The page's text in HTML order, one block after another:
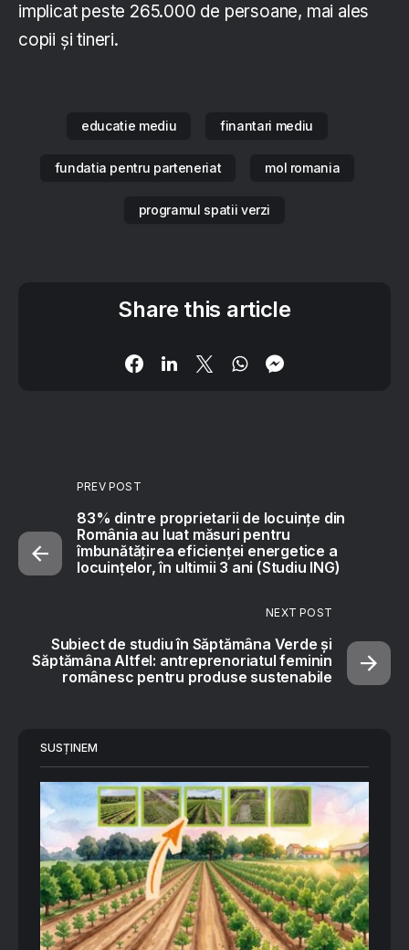
implicat peste 265.000 de persoane, mai ales
copii şi tineri.
educatie mediu finantari mediu
fundatia pentru parteneriat mol romania
programul spatii verzi
Share this article
PREV POST
83% dintre proprietarii de locuințe din
România au luat măsuri pentru
îmbunătățirea eficienței energetice a
locuințelor, în ultimii 3 ani (Studiu ING)
NEXT POST
Subiect de studiu în Săptămâna Verde și
Săptămâna Altfel: antreprenoriatul feminin
românesc pentru produse sustenabile
SUSȚINEM